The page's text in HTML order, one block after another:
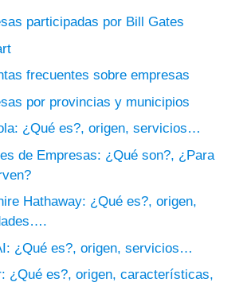
participadas por Bill Gates
frecuentes sobre empresas
por provincias y municipios
¿Qué es?, origen, servicios…
de Empresas: ¿Qué son?, ¿Para
Hathaway: ¿Qué es?, origen,
¿Qué es?, origen, servicios…
¿Qué es?, origen, características,